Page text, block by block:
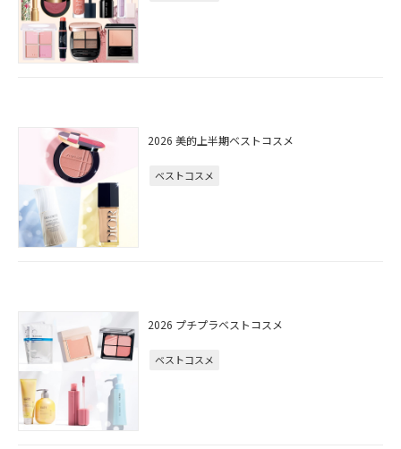
2026 美的上半期ベストコスメ
ベストコスメ
2026 プチプラベストコスメ
ベストコスメ